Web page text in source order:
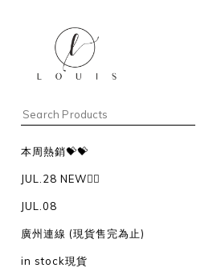
本周熱銷💝💝
JUL.28 NEW❤️‍🔥
JUL.08
廣州連線 (現貨售完為止)
in stock現貨